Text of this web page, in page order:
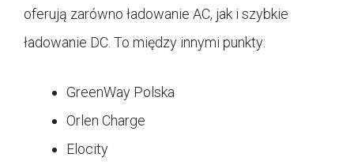
oferują zarówno ładowanie AC, jak i szybkie
ładowanie DC. To między innymi punkty:
GreenWay Polska
Orlen Charge
Elocity